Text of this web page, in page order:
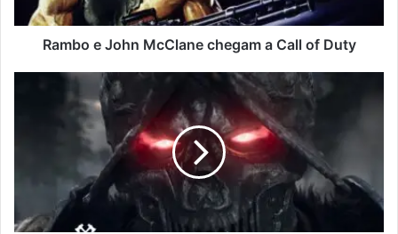
Rambo e John McClane chegam a Call of Duty